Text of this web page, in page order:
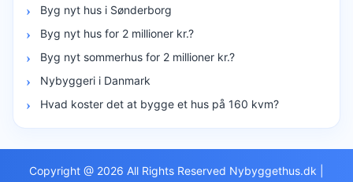
Byg nyt hus i Sønderborg
Byg nyt hus for 2 millioner kr.?
Byg nyt sommerhus for 2 millioner kr.?
Nybyggeri i Danmark
Hvad koster det at bygge et hus på 160 kvm?
Copyright @ 2026 All Rights Reserved Nybyggethus.dk